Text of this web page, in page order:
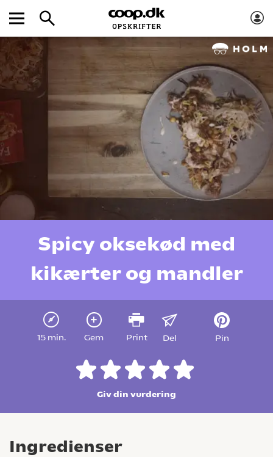
Spicy oksekød med
kikærter og mandler
15 min. Gem Print Del Pin
Giv din vurdering
Ingredienser